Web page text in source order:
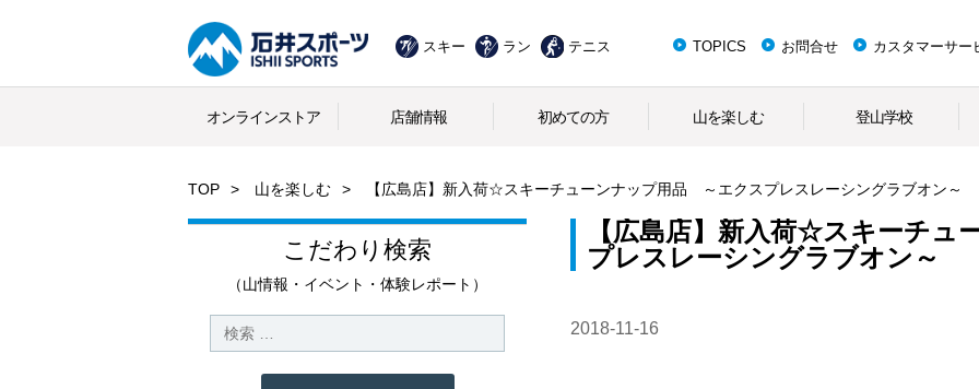
スキー ラン テニス TOPICS お問合せ カスタマーサー
オンラインストア 店舗情報 初めての方 山を楽しむ 登山学校
TOP 山を楽しむ 【広島店】新入荷☆スキーチューンナップ用品 ～エクスプレスレーシングラブオン～
こだわり検索
（山情報・イベント・体験レポート）
【広島店】新入荷☆スキーチ
プレスレーシングラブオン～
2018-11-16